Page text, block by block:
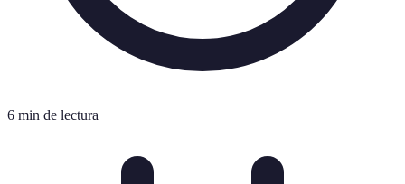
6 min de lectura